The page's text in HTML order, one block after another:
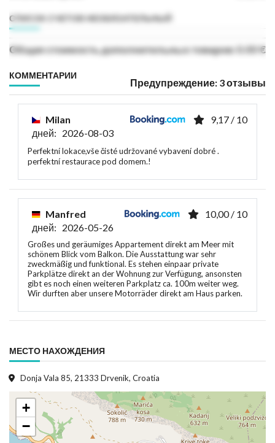
СПИСОК СЧЕТОВ НЕОБЯЗАТЕЛЬНЫЙ
Общая стоимость дополнительных товаров:0.00 €
КОММЕНТАРИИ
Предупреждение: 3 отзывы
Milan
дней: 2026-08-03
9,17 / 10
Perfektní lokace,vše čisté udržované vybavení dobré .
perfektní restaurace pod domem.!
Manfred
дней: 2026-05-26
10,00 / 10
Großes und geräumiges Appartement direkt am Meer mit
schönem Blick vom Balkon. Die Ausstattung war sehr
zweckmäßig und funktional. Es stehen einpaar private
Parkplätze direkt an der Wohnung zur Verfügung, ansonsten
gibt es noch einen weiteren Parkplatz ca. 100m weiter weg.
Wir durften aber unsere Motorräder direkt am Haus parken.
МЕСТО НАХОЖДЕНИЯ
Donja Vala 85, 21333 Drvenik, Croatia
+
−